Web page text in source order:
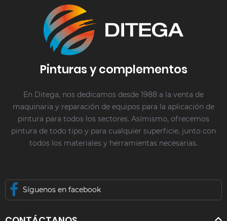
Pinturas y complementos
En Ditega, nos dedicamos desde 1988 a la venta de
maquinaria y reparación de equipos para la aplicación de
pintura para todos los sectores. Asímismo, ofrecemos
pintura de todo tipo y para cualquier superficie, junto con
todos los materiales y herramientas necesarias.
Síguenos en facebook